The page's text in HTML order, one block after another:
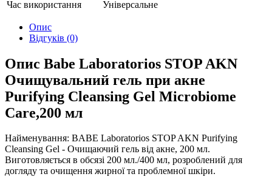
Час використання
Універсальне
Опис
Відгуків (0)
Опис Babe Laboratorios STOP AKN
Очищувальний гель при акне
Purifying Cleansing Gel Microbiome
Care,200 мл
Найменування: BABE Laboratorios STOP AKN Purifying
Cleansing Gel - Очищаючий гель від акне, 200 мл.
Виготовляється в обсязі 200 мл./400 мл, розроблений для
догляду та очищення жирної та проблемної шкіри.